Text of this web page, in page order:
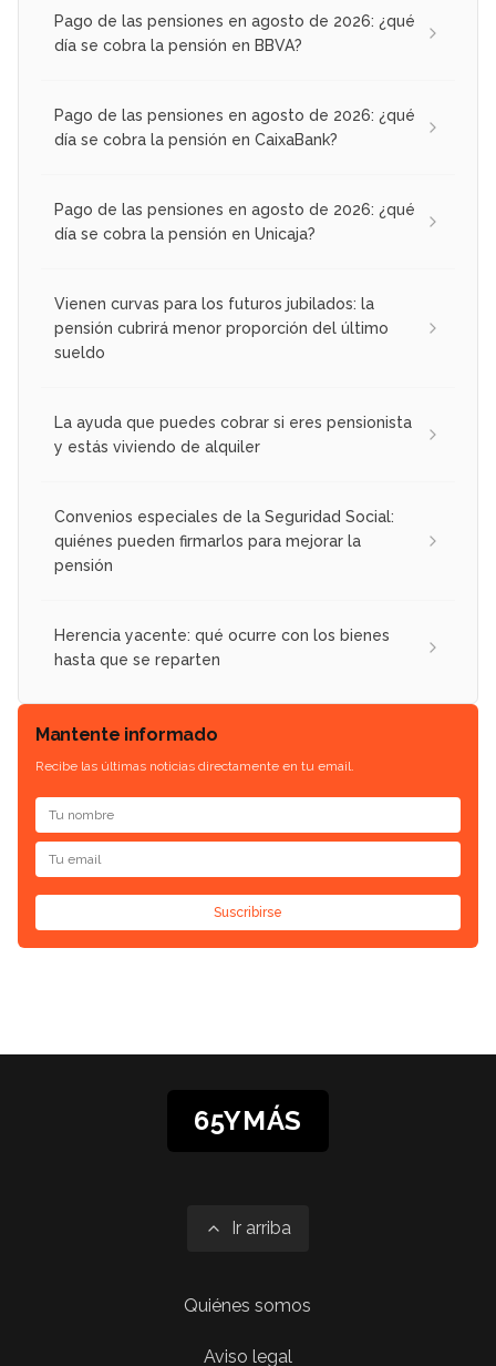
Pago de las pensiones en agosto de 2026: ¿qué
día se cobra la pensión en BBVA?
Pago de las pensiones en agosto de 2026: ¿qué
día se cobra la pensión en CaixaBank?
Pago de las pensiones en agosto de 2026: ¿qué
día se cobra la pensión en Unicaja?
Vienen curvas para los futuros jubilados: la
pensión cubrirá menor proporción del último
sueldo
La ayuda que puedes cobrar si eres pensionista
y estás viviendo de alquiler
Convenios especiales de la Seguridad Social:
quiénes pueden firmarlos para mejorar la
pensión
Herencia yacente: qué ocurre con los bienes
hasta que se reparten
Mantente informado
Recibe las últimas noticias directamente en tu email.
Suscribirse
65YMÁS
Ir arriba
Quiénes somos
Aviso legal